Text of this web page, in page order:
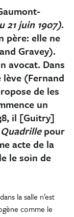
21 juin 1907).
père: elle ne
Gravey).
avocat. Dans
lève (Fernand
de les
un
il [Guitry]
Quadrillepour
acte de la
le soin de
la salle n’est
comme le